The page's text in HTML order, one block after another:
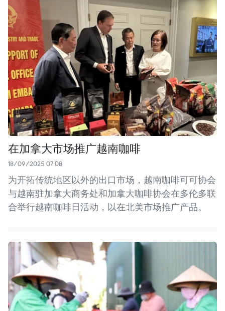
在加拿大市场推广越南咖啡
18/09/2025 07:08
为开拓传统地区以外的出口市场，越南咖啡可可协会
与越南驻加拿大商务处和加拿大咖啡协会在多伦多联
合举行越南咖啡日活动，以在北美市场推广产品。